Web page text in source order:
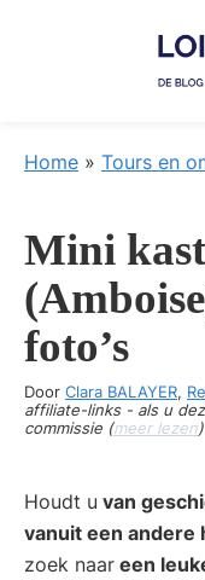
Ihre
wecken
de
-
De
van
Claire
en
Home » Tours en
Mini
foto’s
Door Clara BALAYER,
affiliate-links - als u
commissie (meer lezen)
Houdt u van
vanuit een andere
zoek naar een